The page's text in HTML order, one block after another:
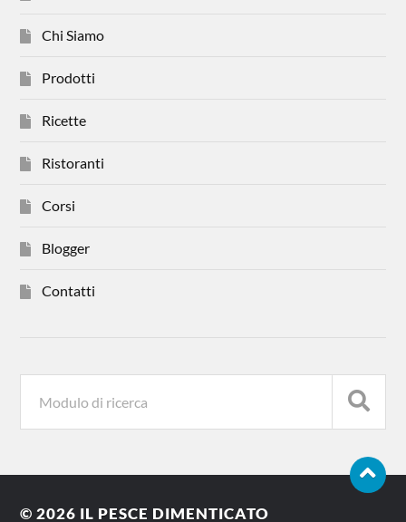
Chi Siamo
Prodotti
Ricette
Ristoranti
Corsi
Blogger
Contatti
© 2026 IL PESCE DIMENTICATO